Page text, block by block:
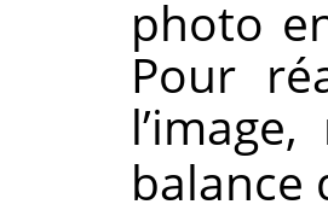
photo
Pour
balance